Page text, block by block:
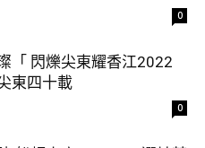
0
「 閃爍尖東耀香江2022
東四十載
0